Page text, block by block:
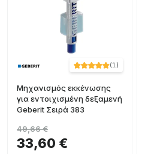
(1)
Μηχανισμός εκκένωσης
για εντοιχισμένη δεξαμενή
Geberit Σειρά 383
33,60 €
49,66 €